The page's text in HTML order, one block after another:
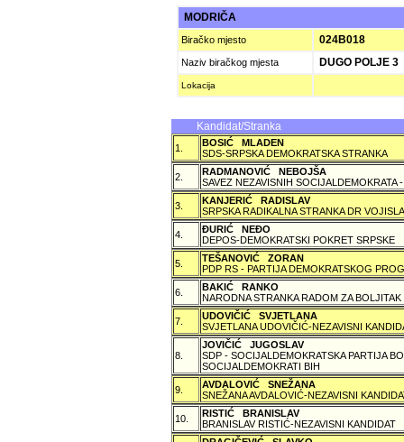
MODRIČA
Biračko mjesto 024B018
Naziv biračkog mjesta DUGO POLJE 3
Lokacija
Kandidat/Stranka
1.
BOSIĆ MLADEN
SDS-SRPSKA DEMOKRATSKA STRANKA
2.
RADMANOVIĆ NEBOJŠA
SAVEZ NEZAVISNIH SOCIJALDEMOKRATA
3.
KANJERIĆ RADISLAV
SRPSKA RADIKALNA STRANKA DR
4.
ÐURIĆ NEÐO
DEPOS-DEMOKRATSKI POKRET SRPSKE
5.
TEŠANOVIĆ ZORAN
PDP RS - PARTIJA DEMOKRATSKOG
6.
BAKIĆ RANKO
NARODNA STRANKA RADOM ZA BOLJITAK
7.
UDOVIČIĆ SVJETLANA
SVJETLANA UDOVIČIĆ-NEZAVISNI
8.
JOVIČIĆ JUGOSLAV
SDP - SOCIJALDEMOKRATSKA PARTIJA
SOCIJALDEMOKRATI BIH
9.
AVDALOVIĆ SNEŽANA
SNEŽANA AVDALOVIĆ-NEZAVISNI
10.
RISTIĆ BRANISLAV
BRANISLAV RISTIĆ-NEZAVISNI KANDIDAT